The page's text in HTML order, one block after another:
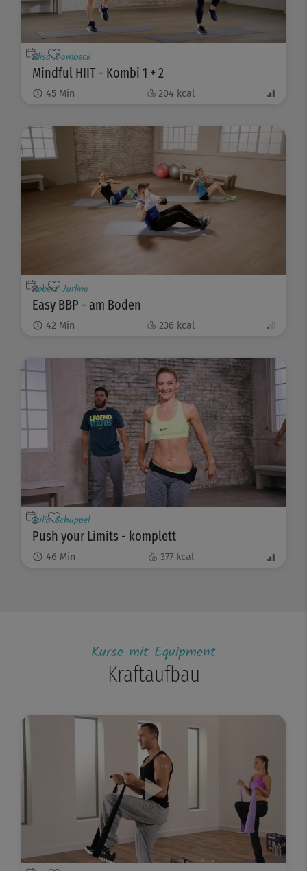
Elisa Dambeck
Mindful HIIT - Kombi 1 + 2
45 Min 204 kcal
Robert Jurlina
Easy BBP - am Boden
42 Min 236 kcal
Julia Schuppel
Push your Limits - komplett
46 Min 377 kcal
Kurse mit Equipment
Kraftaufbau